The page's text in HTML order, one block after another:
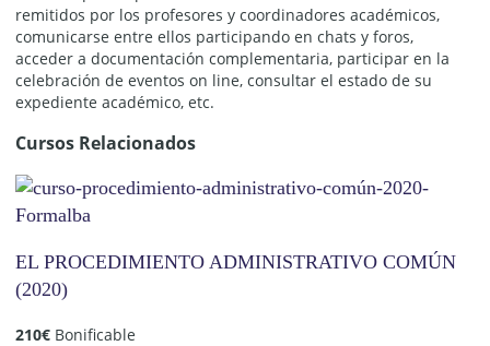
remitidos por los profesores y coordinadores académicos,
comunicarse entre ellos participando en chats y foros,
acceder a documentación complementaria, participar en la
celebración de eventos on line, consultar el estado de su
expediente académico, etc.
Cursos Relacionados
EL PROCEDIMIENTO ADMINISTRATIVO COMÚN
(2020)
210€ Bonificable